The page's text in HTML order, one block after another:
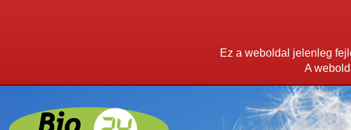
Ez a weboldal jelenleg
A